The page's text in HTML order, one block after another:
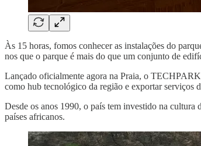
Às 15 horas, fomos conhecer as instalações do
nos que o parque é mais do que um conjunto de
Lançado oficialmente agora na Praia, o
como hub tecnológico da região e exportar serviços
Desde os anos 1990, o país tem investido na
países africanos.